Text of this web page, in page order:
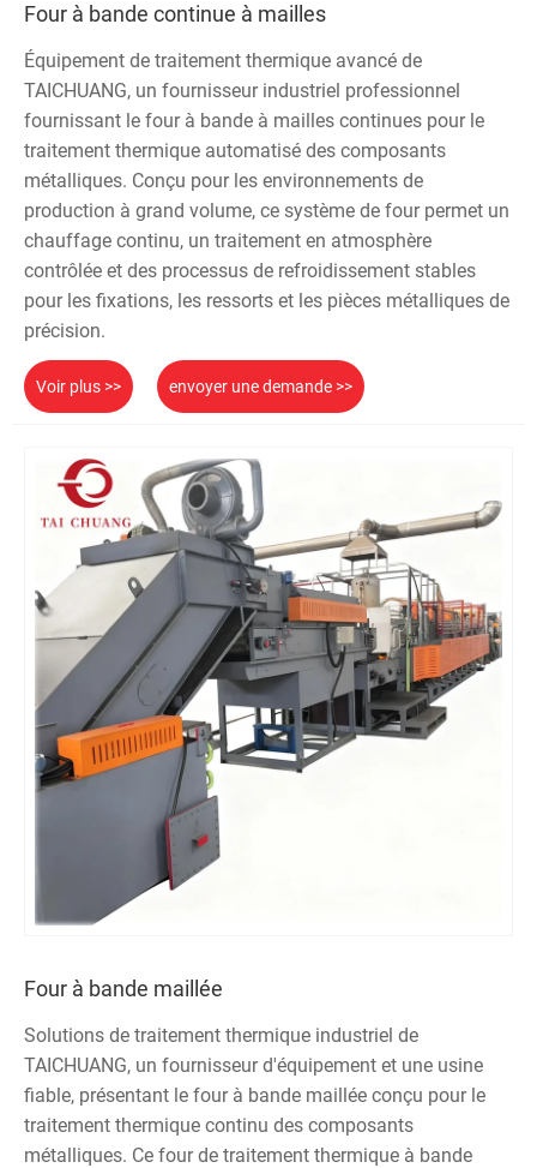
Four à bande continue à mailles
Équipement de traitement thermique avancé de
TAICHUANG, un fournisseur industriel professionnel
fournissant le four à bande à mailles continues pour le
traitement thermique automatisé des composants
métalliques. Conçu pour les environnements de
production à grand volume, ce système de four permet un
chauffage continu, un traitement en atmosphère
contrôlée et des processus de refroidissement stables
pour les fixations, les ressorts et les pièces métalliques de
précision.
Voir plus >> envoyer une demande >>
Four à bande maillée
Solutions de traitement thermique industriel de
TAICHUANG, un fournisseur d'équipement et une usine
fiable, présentant le four à bande maillée conçu pour le
traitement thermique continu des composants
métalliques. Ce four de traitement thermique à bande